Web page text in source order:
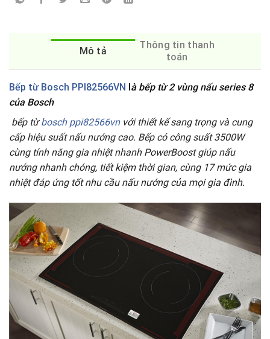
Mô tả
Thông tin thanh
toán
Bếp từ Bosch PPI82566VN
à bếp từ 2 vùng nấu series 8
của Bosch
bếp từbosch ppi82566vnvới thiết kế sang trọng và cung
cấp hiệu suất nấu nướng cao. Bếp có công suất 3500W
cùng tính năng gia nhiệt nhanh PowerBoost giúp nấu
nướng nhanh chóng, tiết kiệm thời gian, cùng 17 mức gia
nhiệt đáp ứng tốt nhu cầu nấu nướng của mọi gia đình.